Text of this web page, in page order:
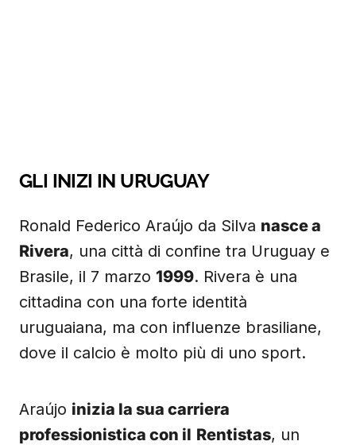
GLI INIZI IN URUGUAY
Ronald Federico Araújo da Silva nasce a
Rivera, una città di confine tra Uruguay e
Brasile, il 7 marzo 1999. Rivera è una
cittadina con una forte identità
uruguaiana, ma con influenze brasiliane,
dove il calcio è molto più di uno sport.
Araújo inizia la sua carriera
professionistica con il Rentistas, un